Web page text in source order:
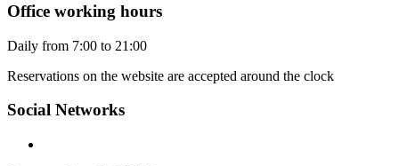
Office working hours
Daily from 7:00 to 21:00
Reservations on the website are accepted around the clock
Social Networks